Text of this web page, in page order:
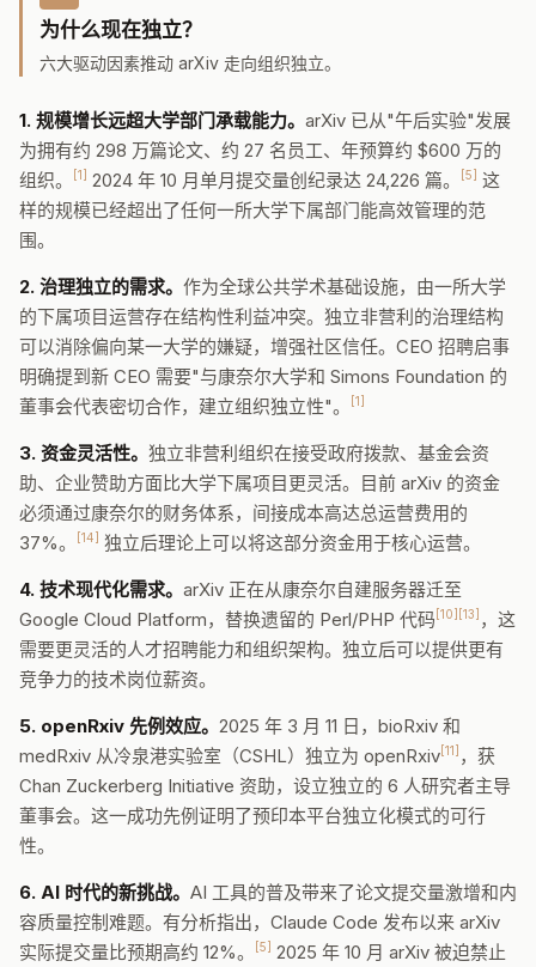
为什么现在独立？
六大驱动因素推动 arXiv 走向组织独立。
1. 规模增长远超大学部门承载能力。 arXiv 已从"午后实验"发展
为拥有约 298 万篇论文、约 27 名员工、年预算约 $600 万的
组织。
[1] 2024 年 10 月单月提交量创纪录达 24,226 篇。 [5] 这
样的规模已经超出了任何一所大学下属部门能高效管理的范
围。
2. 治理独立的需求。 作为全球公共学术基础设施，由一所大学
的下属项目运营存在结构性利益冲突。独立非营利的治理结构
可以消除偏向某一大学的嫌疑，增强社区信任。CEO 招聘启事
明确提到新 CEO 需要"与康奈尔大学和 Simons Foundation 的
董事会代表密切合作，建立组织独立性"。
[1]
3. 资金灵活性。 独立非营利组织在接受政府拨款、基金会资
助、企业赞助方面比大学下属项目更灵活。目前 arXiv 的资金
必须通过康奈尔的财务体系，间接成本高达总运营费用的
37%。
[14] 独立后理论上可以将这部分资金用于核心运营。
4. 技术现代化需求。 arXiv 正在从康奈尔自建服务器迁至
Google Cloud Platform，替换遗留的 Perl/PHP 代码 [10][13] ，这
需要更灵活的人才招聘能力和组织架构。独立后可以提供更有
竞争力的技术岗位薪资。
5. openRxiv 先例效应。 2025 年 3 月 11 日，bioRxiv 和
medRxiv 从冷泉港实验室（CSHL）独立为 openRxiv[11] ，获
Chan Zuckerberg Initiative 资助，设立独立的 6 人研究者主导
董事会。这一成功先例证明了预印本平台独立化模式的可行
性。
6. AI 时代的新挑战。 AI 工具的普及带来了论文提交量激增和内
容质量控制难题。有分析指出，Claude Code 发布以来 arXiv
实际提交量比预期高约 12%。
[5] 2025 年 10 月 arXiv 被迫禁止